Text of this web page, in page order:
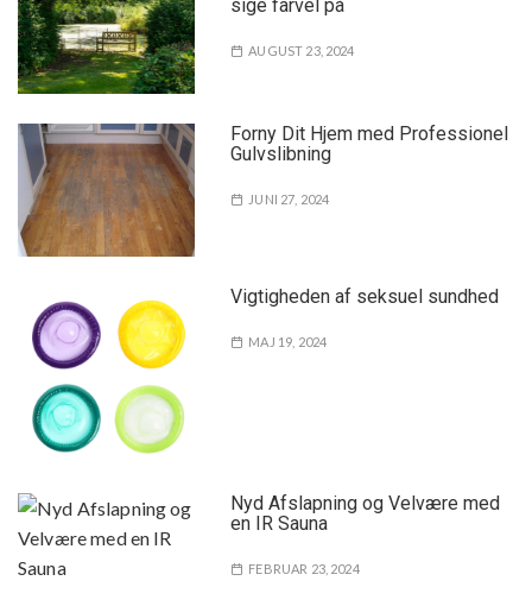
sige farvel på
AUGUST 23, 2024
Forny Dit Hjem med Professionel
Gulvslibning
JUNI 27, 2024
Vigtigheden af seksuel sundhed
MAJ 19, 2024
Nyd Afslapning og Velvære med
en IR Sauna
FEBRUAR 23, 2024